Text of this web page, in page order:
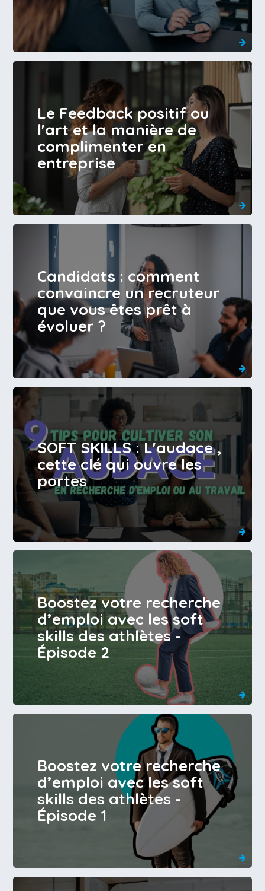
Le Feedback positif ou
l'art et la manière de
complimenter en
entreprise
Candidats : comment
convaincre un recruteur
que vous êtes prêt à
évoluer ?
SOFT SKILLS : L'audace ,
cette clé qui ouvre les
portes
Boostez votre recherche
d’emploi avec les soft
skills des athlètes -
Épisode 2
Boostez votre recherche
d’emploi avec les soft
skills des athlètes -
Épisode 1